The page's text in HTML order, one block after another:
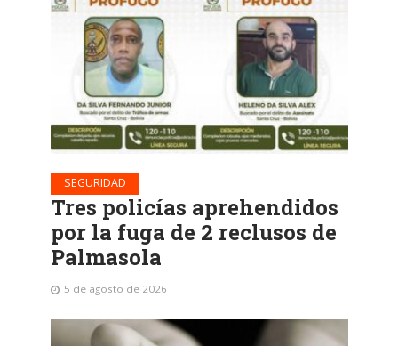
SEGURIDAD
Tres policías aprehendidos
por la fuga de 2 reclusos de
Palmasola
5 de agosto de 2026